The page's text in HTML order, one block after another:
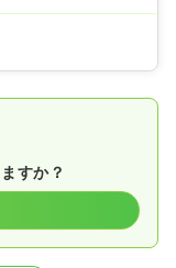
すか？